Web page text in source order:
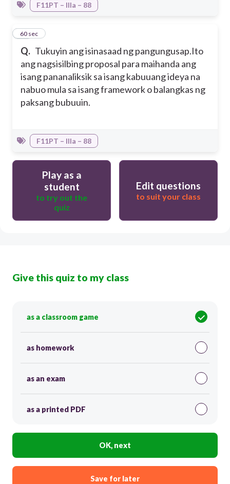
F11PT – IIIa – 88
Q. Tukuyin ang isinasaad ng pangungusap.Ito
ang nagsisilbing proposal para maihanda ang
isang pananaliksik sa isang kabuuang ideya na
nabuo mula sa isang framework o balangkas ng
paksang bubuuin.
12
60 sec
F11PT – IIIa – 88
Play as a
student
to try out the
quiz
Edit questions
to suit your class
Give this quiz to my class
as a classroom game
as homework
as an exam
as a printed PDF
OK, next
Save for later